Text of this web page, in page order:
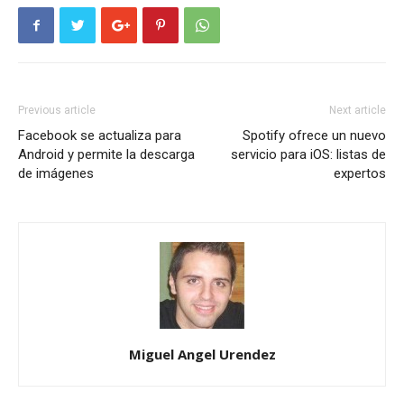
Previous article
Facebook se actualiza para
Android y permite la descarga
de imágenes
Next article
Spotify ofrece un nuevo
servicio para iOS: listas de
expertos
Miguel Angel Urendez